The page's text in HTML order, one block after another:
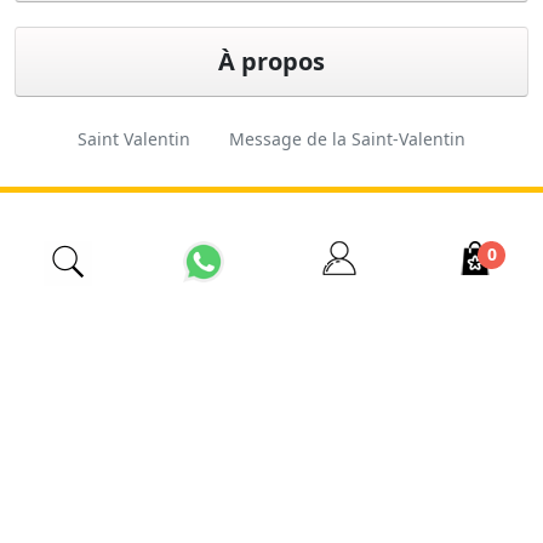
0
À propos
Saint Valentin Message de la Saint-Valentin
İzmir Çiçekçi Fleuriste pas cher Ordre des fleurs